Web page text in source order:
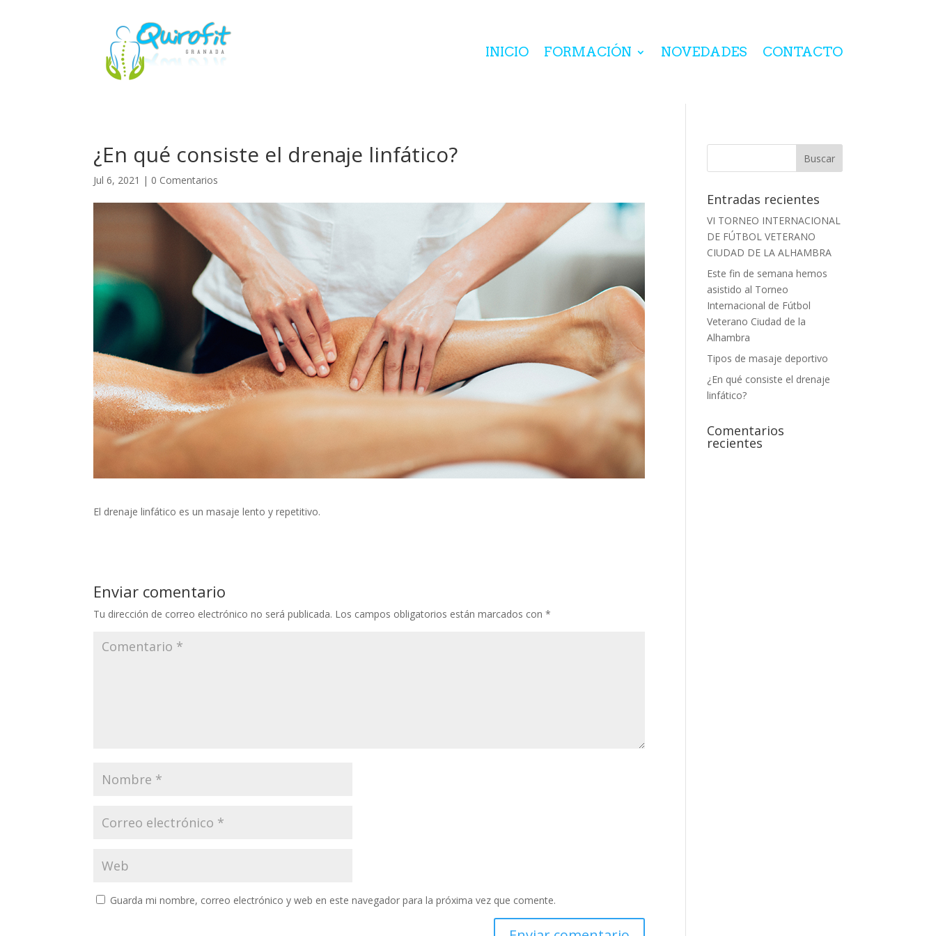
INICIO FORMACIÓN NOVEDADES CONTACTO
¿En qué consiste el drenaje linfático?
Jul 6, 2021 | 0 Comentarios
El drenaje linfático es un masaje lento y repetitivo.
Enviar comentario
Tu dirección de correo electrónico no será publicada. Los campos obligatorios están marcados con*
Guarda mi nombre, correo electrónico y web en este navegador para la próxima vez que comente.
Entradas recientes
VI TORNEO INTERNACIONAL
DE FÚTBOL VETERANO
CIUDAD DE LA ALHAMBRA
Este fin de semana hemos
asistido al Torneo
Internacional de Fútbol
Veterano Ciudad de la
Alhambra
Tipos de masaje deportivo
¿En qué consiste el drenaje
linfático?
Comentarios
recientes